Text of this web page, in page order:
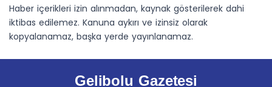
Haber içerikleri izin alınmadan, kaynak gösterilerek dahi
iktibas edilemez. Kanuna aykırı ve izinsiz olarak
kopyalanamaz, başka yerde yayınlanamaz.
Gelibolu Gazetesi